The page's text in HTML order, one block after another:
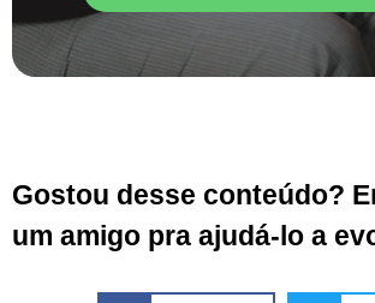
Gostou desse conteúdo?
um amigo pra ajudá-lo a